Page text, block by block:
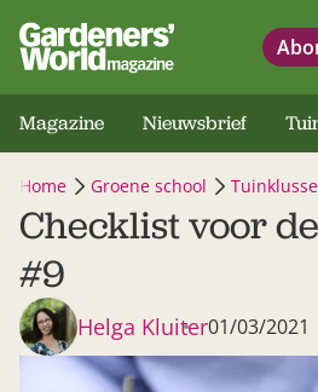
Magazine Nieuwsbrief
Home Groene school
Checklist voor
#9
Helga Kluiter01/03/2021